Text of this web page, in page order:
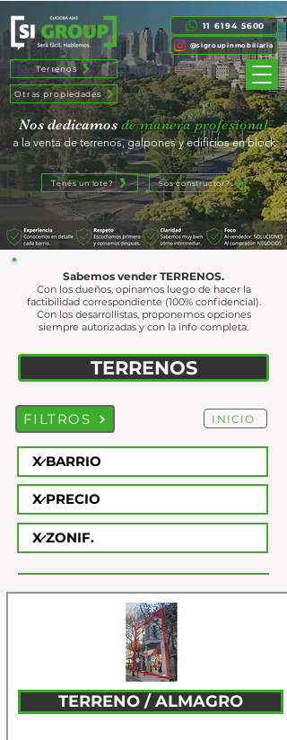
11 6194 5600
@sigroupinmobiliaria
Tenés un lote? Sos constructor?
Otras propiedades
Nos dedicamosde manera profesional
a la venta de terrenos, galpones y edificios en block
Terrenos
Sabemos vender TERRENOS.
Con los dueños, opinamos luego de hacer la
factibilidad correspondiente (100% confidencial).
Con los desarrollistas, proponemos opciones
siempre autorizadas y con la info completa.
TERRENOS
FILTROS INICIO
TERRENO / ALMAGRO